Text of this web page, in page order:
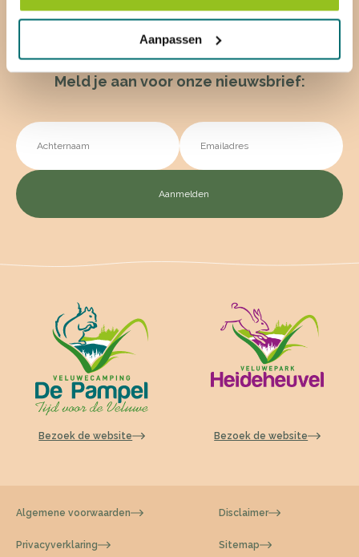
Aanpassen
Meld je aan voor onze nieuwsbrief:
Bezoek de website Bezoek de website
Algemene voorwaarden Disclaimer
Privacyverklaring Sitemap